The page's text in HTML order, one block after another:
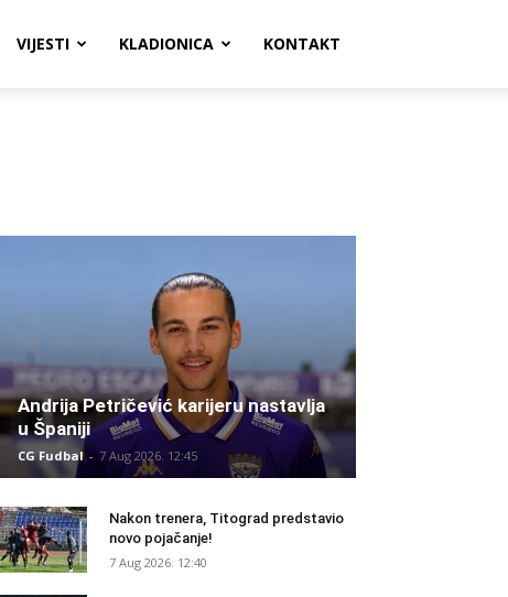
VIJESTI KLADIONICA KONTAKT
Andrija Petričević karijeru nastavlja
u Španiji
CG Fudbal - 7 Aug 2026. 12:45
Nakon trenera, Titograd predstavio
novo pojačanje!
7 Aug 2026. 12:40